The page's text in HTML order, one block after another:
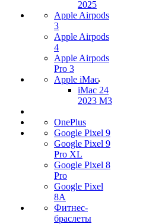
2025
Apple Airpods
3
Apple Airpods
4
Apple Airpods
Pro 3
Apple iMac
iMac 24
2023 M3
OnePlus
Google Pixel 9
Google Pixel 9
Pro XL
Google Pixel 8
Pro
Google Pixel
8A
Фитнес-
браслеты